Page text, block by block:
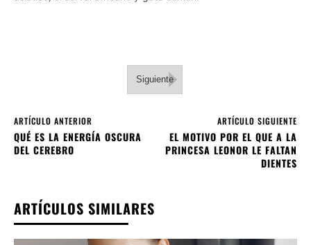
Siguiente
ARTÍCULO ANTERIOR
QUÉ ES LA ENERGÍA OSCURA
DEL CEREBRO
ARTÍCULO SIGUIENTE
EL MOTIVO POR EL QUE A LA
PRINCESA LEONOR LE FALTAN
DIENTES
ARTÍCULOS SIMILARES